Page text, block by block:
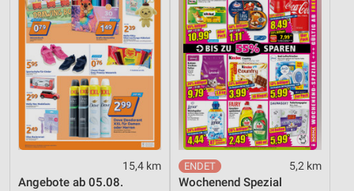
15,4 km
Angebote ab 05.08.
5,2 km
Wochenend Spezial